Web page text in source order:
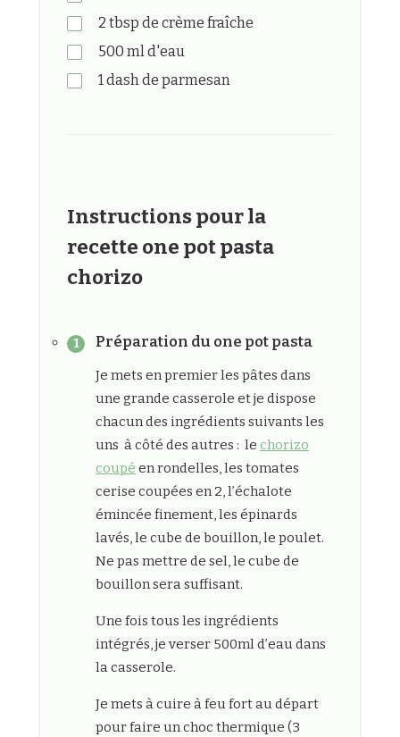
2 tbsp de crème fraîche
500 mld'eau
1dashde parmesan
Instructions pour la
recette one pot pasta
chorizo
Préparation du one pot pasta
Je mets en premier les pâtes dans
une grande casserole et je dispose
chacun des ingrédients suivants les
uns à côté des autres : le chorizo
coupé en rondelles, les tomates
cerise coupées en 2, l’échalote
émincée finement, les épinards
lavés, le cube de bouillon, le poulet.
Ne pas mettre de sel, le cube de
bouillon sera suffisant.
Une fois tous les ingrédients
intégrés, je verser 500ml d’eau dans
la casserole.
Je mets à cuire à feu fort au départ
pour faire un choc thermique (3